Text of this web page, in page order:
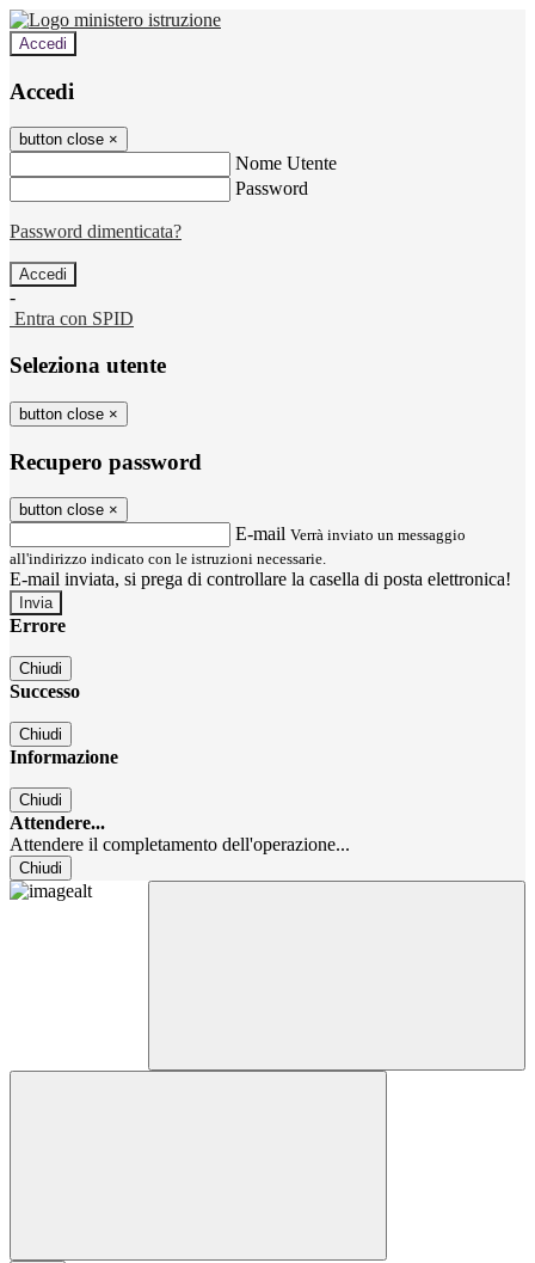
Accedi
Accedi
button close ×
Nome Utente
Password
Password dimenticata?
-
Entra con SPID
Seleziona utente
button close ×
Recupero password
button close ×
E-mail Verrà inviato un messaggio
all'indirizzo indicato con le istruzioni necessarie.
E-mail inviata, si prega di controllare la casella di posta elettronica!
Errore
Chiudi
Successo
Chiudi
Informazione
Chiudi
Attendere...
Attendere il completamento dell'operazione...
Chiudi